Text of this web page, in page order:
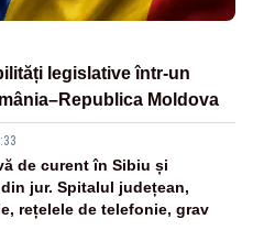
legislative într-un
Moldova
de curent în Sibiu și
jur. Spitalul județean,
rețelele de telefonie, grav